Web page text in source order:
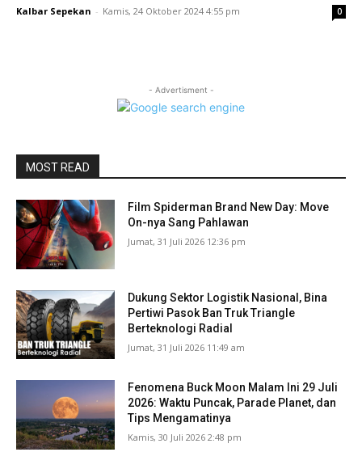
Kalbar Sepekan - Kamis, 24 Oktober 2024 4:55 pm 0
- Advertisment -
MOST READ
Film Spiderman Brand New Day: Move
On-nya Sang Pahlawan
Jumat, 31 Juli 2026 12:36 pm
Dukung Sektor Logistik Nasional, Bina
Pertiwi Pasok Ban Truk Triangle
Berteknologi Radial
Jumat, 31 Juli 2026 11:49 am
Fenomena Buck Moon Malam Ini 29 Juli
2026: Waktu Puncak, Parade Planet, dan
Tips Mengamatinya
Kamis, 30 Juli 2026 2:48 pm